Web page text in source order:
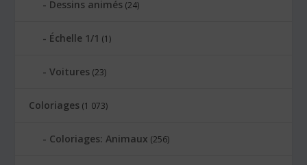
Dessins animés (24)
Échelle 1/1 (1)
Voitures (23)
Coloriages (1 073)
Coloriages: Animaux (256)